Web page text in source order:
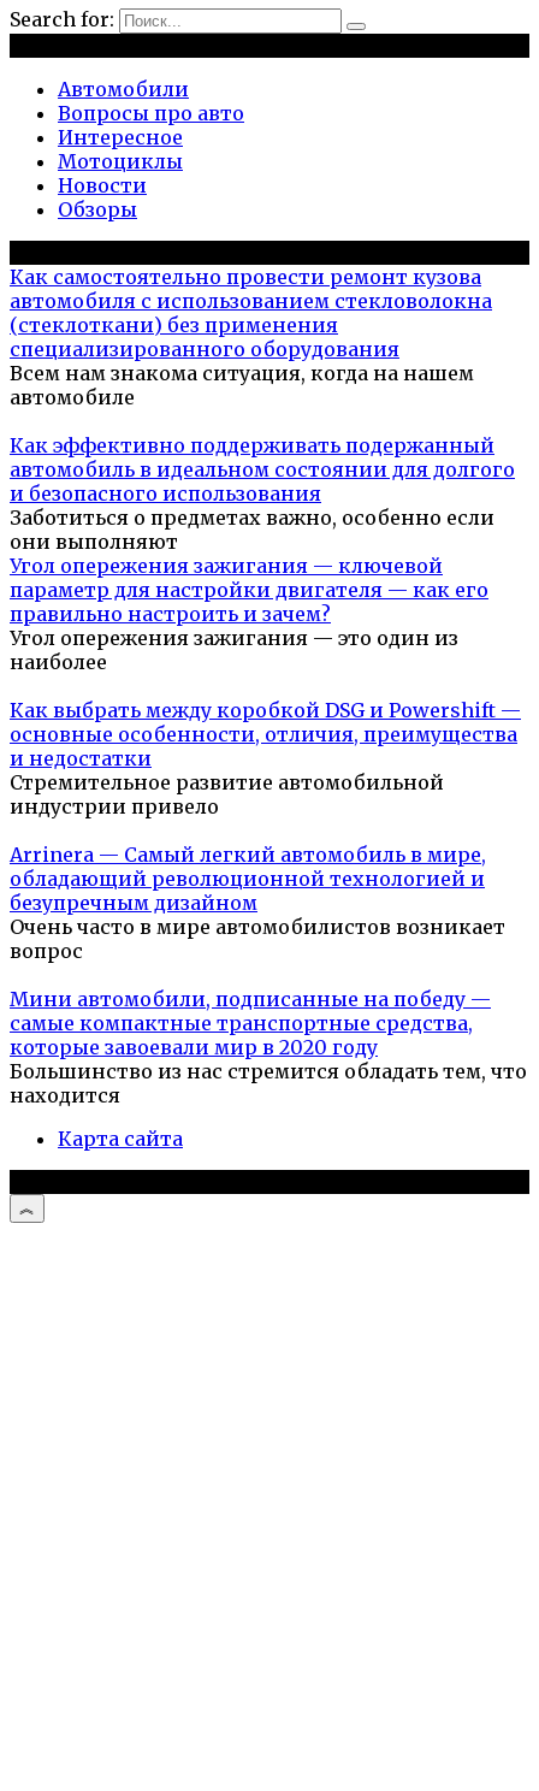
Search for:
Автомобили
Вопросы про авто
Интересное
Мотоциклы
Новости
Обзоры
Как самостоятельно провести ремонт кузова
автомобиля с использованием стекловолокна
(стеклоткани) без применения
специализированного оборудования
Всем нам знакома ситуация, когда на нашем
автомобиле
Как эффективно поддерживать подержанный
автомобиль в идеальном состоянии для долгого
и безопасного использования
Заботиться о предметах важно, особенно если
они выполняют
Угол опережения зажигания — ключевой
параметр для настройки двигателя — как его
правильно настроить и зачем?
Угол опережения зажигания — это один из
наиболее
Как выбрать между коробкой DSG и Powershift —
основные особенности, отличия, преимущества
и недостатки
Стремительное развитие автомобильной
индустрии привело
Arrinera — Самый легкий автомобиль в мире,
обладающий революционной технологией и
безупречным дизайном
Очень часто в мире автомобилистов возникает
вопрос
Мини автомобили, подписанные на победу —
самые компактные транспортные средства,
которые завоевали мир в 2020 году
Большинство из нас стремится обладать тем, что
находится
Карта сайта